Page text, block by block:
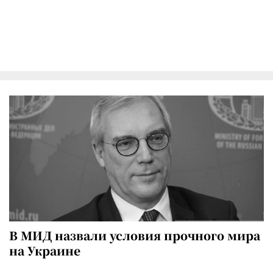
В МИД назвали условия прочного мира
на Украине